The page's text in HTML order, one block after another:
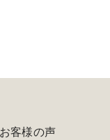
お客様の声